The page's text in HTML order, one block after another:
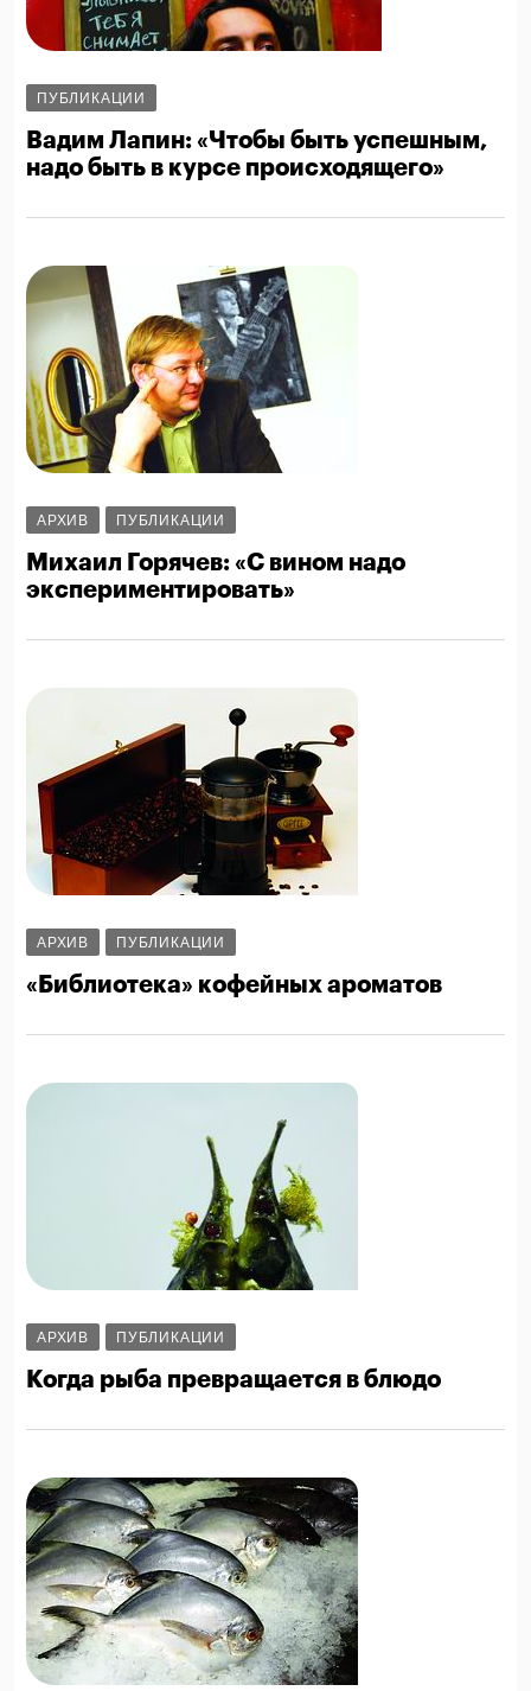
ПУБЛИКАЦИИ
Вадим Лапин: «Чтобы быть успешным,
надо быть в курсе происходящего»
АРХИВ ПУБЛИКАЦИИ
Михаил Горячев: «С вином надо
экспериментировать»
АРХИВ ПУБЛИКАЦИИ
«Библиотека» кофейных ароматов
АРХИВ ПУБЛИКАЦИИ
Когда рыба превращается в блюдо